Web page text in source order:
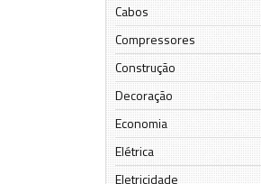
Cabos
Compressores
Construção
Decoração
Economia
Elétrica
Eletricidade